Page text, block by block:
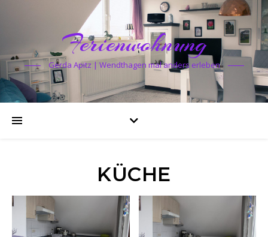
Ferienwohnung
Gerda Apitz | Wendthagen mal anders erleben
KÜCHE